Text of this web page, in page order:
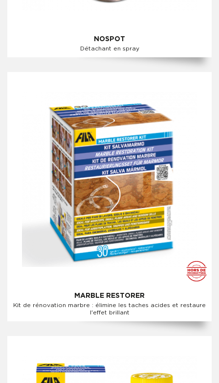
NOSPOT
Détachant en spray
MARBLE RESTORER
Kit de rénovation marbre : élimine les taches acides et restaure
l'effet brillant